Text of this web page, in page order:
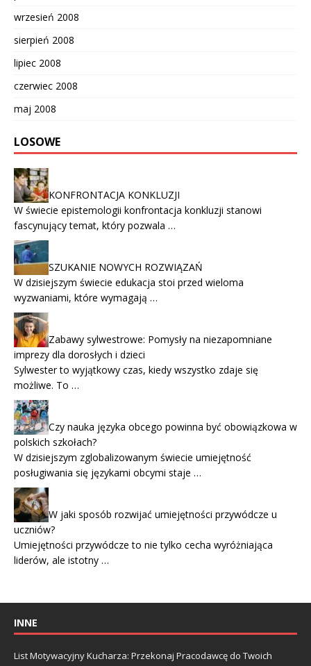
wrzesień 2008
sierpień 2008
lipiec 2008
czerwiec 2008
maj 2008
LOSOWE
KONFRONTACJA KONKLUZJI
W świecie epistemologii konfrontacja konkluzji stanowi
fascynujący temat, który pozwala …
SZUKANIE NOWYCH ROZWIĄZAŃ
W dzisiejszym świecie edukacja stoi przed wieloma
wyzwaniami, które wymagają …
Zabawy sylwestrowe: Pomysły na niezapomniane
imprezy dla dorosłych i dzieci
Sylwester to wyjątkowy czas, kiedy wszystko zdaje się
możliwe. To …
Czy nauka języka obcego powinna być obowiązkowa w
polskich szkołach?
W dzisiejszym zglobalizowanym świecie umiejętność
posługiwania się językami obcymi staje …
W jaki sposób rozwijać umiejętności przywódcze u
uczniów?
Umiejętności przywódcze to nie tylko cecha wyróżniająca
liderów, ale istotny …
INNE
List Motywacyjny Kucharza: Przekonaj Pracodawcę do Twoich